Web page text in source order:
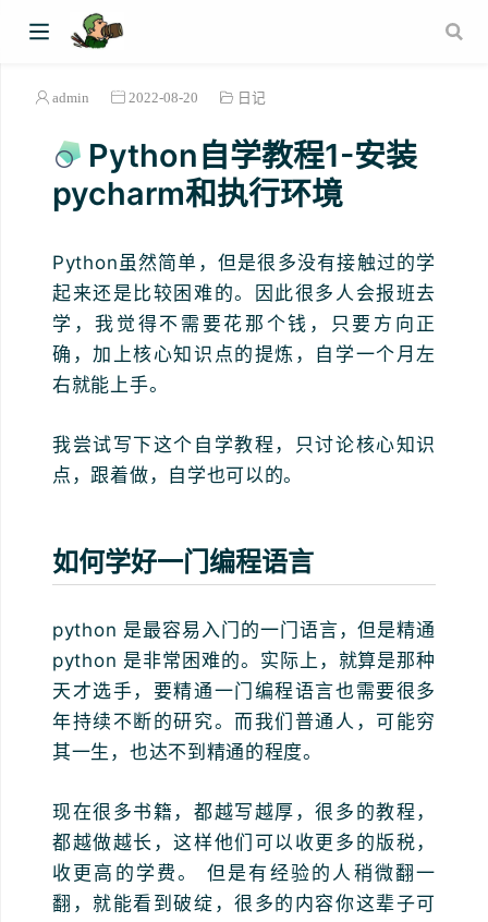
admin 2022-08-20 日记
Python自学教程1-安装
pycharm和执行环境
Python虽然简单，但是很多没有接触过的学
起来还是比较困难的。因此很多人会报班去
学，我觉得不需要花那个钱，只要方向正
确，加上核心知识点的提炼，自学一个月左
右就能上手。
我尝试写下这个自学教程，只讨论核心知识
点，跟着做，自学也可以的。
如何学好一门编程语言
python 是最容易入门的一门语言，但是精通
python 是非常困难的。实际上，就算是那种
天才选手，要精通一门编程语言也需要很多
年持续不断的研究。而我们普通人，可能穷
其一生，也达不到精通的程度。
现在很多书籍，都越写越厚，很多的教程，
都越做越长，这样他们可以收更多的版税，
收更高的学费。 但是有经验的人稍微翻一
翻，就能看到破绽，很多的内容你这辈子可